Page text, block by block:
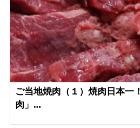
ご当地焼肉（１）焼肉日本一
肉」...